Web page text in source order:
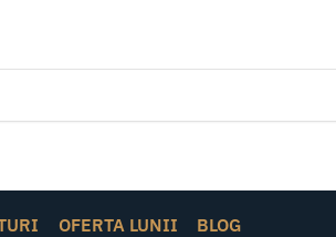
OFERTA LUNII BLOG